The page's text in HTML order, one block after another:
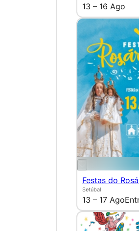
13 – 16 Ago
Festas do
Setúbal
13 – 17 Ago